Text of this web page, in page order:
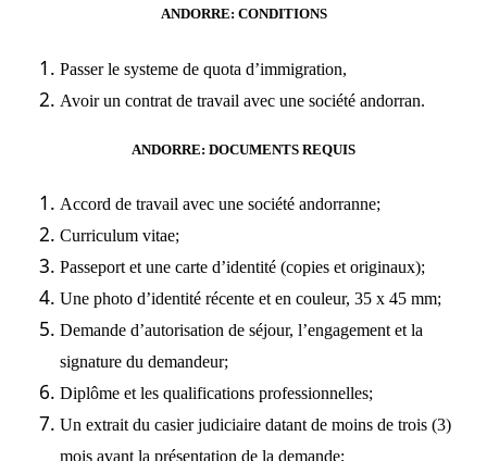
ANDORRE: CONDITIONS
Passer le systeme de quota d’immigration,
Avoir un contrat de travail avec une société andorran.
ANDORRE: DOCUMENTS REQUIS
Accord de travail avec une société andorranne;
Curriculum vitae;
Passeport et une carte d’identité (copies et originaux);
Une photo d’identité récente et en couleur, 35 x 45 mm;
Demande d’autorisation de séjour, l’engagement et la
signature du demandeur;
Diplôme et les qualifications professionnelles;
Un extrait du casier judiciaire datant de moins de trois (3)
mois avant la présentation de la demande;